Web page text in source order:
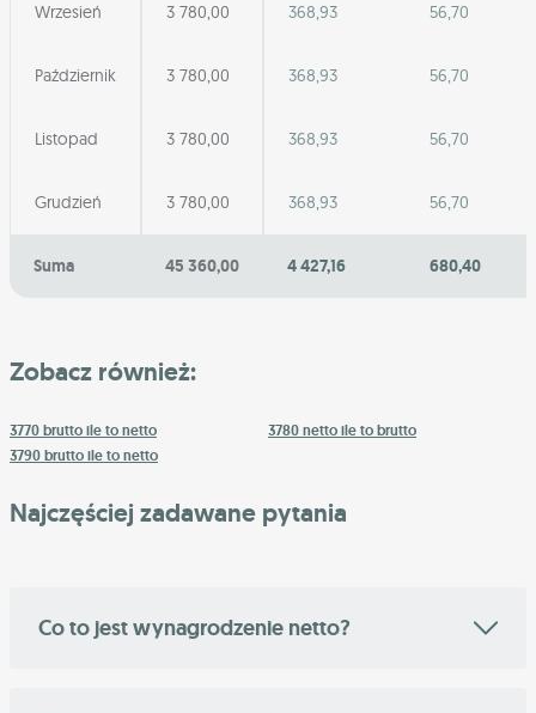
Wrzesień 3 780,00 368,93 56,70
Październik 3 780,00 368,93 56,70
Listopad 3 780,00 368,93 56,70
Grudzień 3 780,00 368,93 56,70
Suma 45 360,00 4 427,16 680,40
Zobacz również:
3770 brutto ile to netto
3780 netto ile to brutto
3790 brutto ile to netto
Najczęściej zadawane pytania
Co to jest wynagrodzenie netto?